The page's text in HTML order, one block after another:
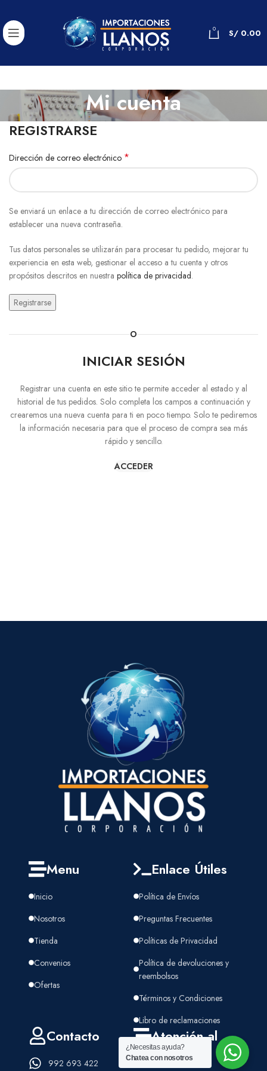
0 S/ 0.00
Mi cuenta
REGISTRARSE
Dirección de correo electrónico *
Se enviará un enlace a tu dirección de correo electrónico para
establecer una nueva contraseña.
Tus datos personales se utilizarán para procesar tu pedido, mejorar tu
experiencia en esta web, gestionar el acceso a tu cuenta y otros
propósitos descritos en nuestra política de privacidad.
Registrarse
O
INICIAR SESIÓN
Registrar una cuenta en este sitio te permite acceder al estado y al
historial de tus pedidos. Solo completa los campos a continuación y
crearemos una nueva cuenta para ti en poco tiempo. Solo te pediremos
la información necesaria para que el proceso de compra sea más
rápido y sencillo.
ACCEDER
Menu
Inicio
Nosotros
Tienda
Convenios
Ofertas
Enlace Útiles
Política de Envíos
Preguntas Frecuentes
Políticas de Privacidad
Política de devoluciones y
reembolsos
Términos y Condiciones
Libro de reclamaciones
Contacto
992 693 422
Atención al
cliente
¿Necesitas ayuda?
Chatea con nosotros